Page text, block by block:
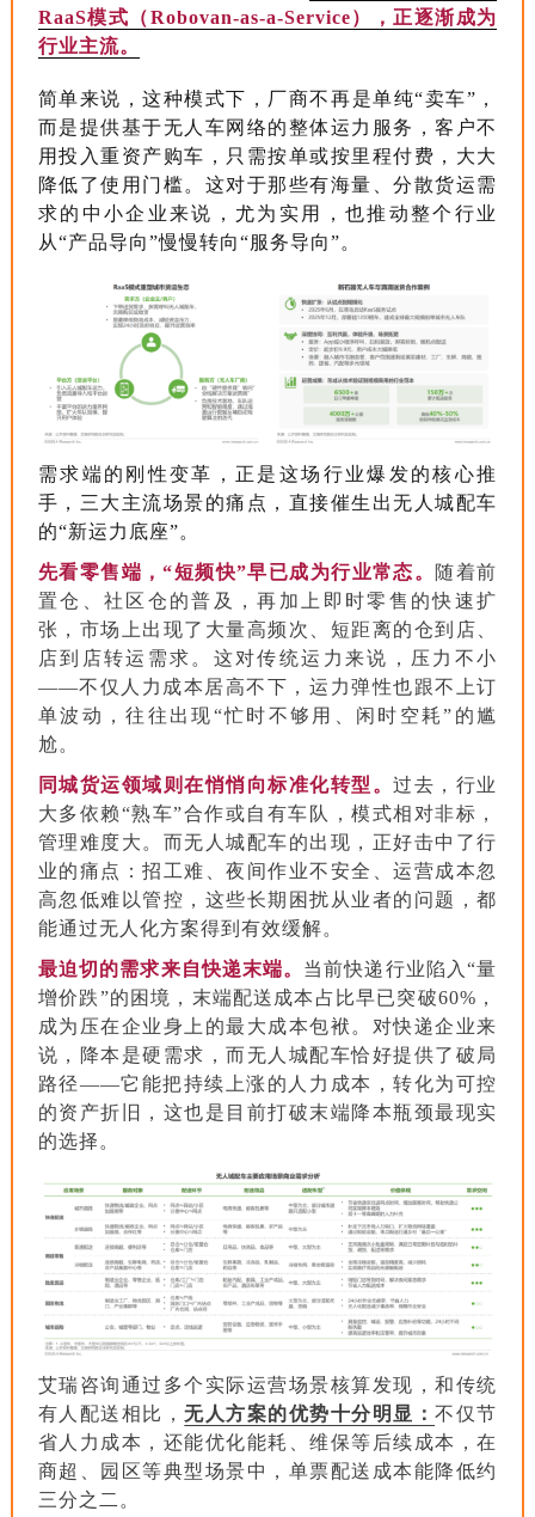
RaaS模式（Robovan-as-a-Service），正逐渐成为
行业主流。
简单来说，这种模式下，厂商不再是单纯“卖车”，
而是提供基于无人车网络的整体运力服务，客户不
用投入重资产购车，只需按单或按里程付费，大大
降低了使用门槛。这对于那些有海量、分散货运需
求的中小企业来说，尤为实用，也推动整个行业
从“产品导向”慢慢转向“服务导向”。
需求端的刚性变革，正是这场行业爆发的核心推
手，三大主流场景的痛点，直接催生出无人城配车
的“新运力底座”。
先看零售端，“短频快”早已成为行业常态。
随着前
置仓、社区仓的普及，再加上即时零售的快速扩
张，市场上出现了大量高频次、短距离的仓到店、
店到店转运需求。这对传统运力来说，压力不小
——不仅人力成本居高不下，运力弹性也跟不上订
单波动，往往出现“忙时不够用、闲时空耗”的尴
尬。
同城货运领域则在悄悄向标准化转型。过去，行业
大多依赖“熟车”合作或自有车队，模式相对非标，
管理难度大。而无人城配车的出现，正好击中了行
业的痛点：招工难、夜间作业不安全、运营成本忽
高忽低难以管控，这些长期困扰从业者的问题，都
能通过无人化方案得到有效缓解。
最迫切的需求来自快递末端。 当前快递行业陷入“量
增价跌”的困境，末端配送成本占比早已突破60%，
成为压在企业身上的最大成本包袱。对快递企业来
说，降本是硬需求，而无人城配车恰好提供了破局
路径——它能把持续上涨的人力成本，转化为可控
的资产折旧，这也是目前打破末端降本瓶颈最现实
的选择。
艾瑞咨询通过多个实际运营场景核算发现，和传统
有人配送相比，无人方案的优势十分明显：不仅节
省人力成本，还能优化能耗、维保等后续成本，在
商超、园区等典型场景中，单票配送成本能降低约
三分之二。